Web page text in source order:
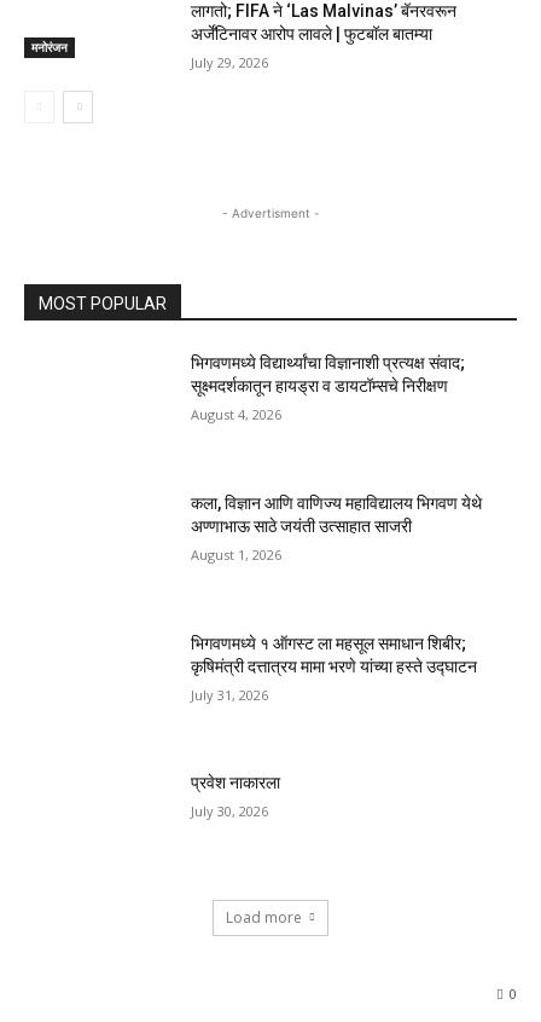
मनोरंजन
लागतो; FIFA ने ‘Las Malvinas’ बॅनरवरून
अर्जेंटिनावर आरोप लावले | फुटबॉल बातम्या
July 29, 2026
- Advertisment -
MOST POPULAR
भिगवणमध्ये विद्यार्थ्यांचा विज्ञानाशी प्रत्यक्ष संवाद;
सूक्ष्मदर्शकातून हायड्रा व डायटॉम्सचे निरीक्षण
August 4, 2026
कला, विज्ञान आणि वाणिज्य महाविद्यालय भिगवण येथे
अण्णाभाऊ साठे जयंती उत्साहात साजरी
August 1, 2026
भिगवणमध्ये १ ऑगस्ट ला महसूल समाधान शिबीर;
कृषिमंत्री दत्तात्रय मामा भरणे यांच्या हस्ते उद्घाटन
July 31, 2026
प्रवेश नाकारला
July 30, 2026
Load more
0